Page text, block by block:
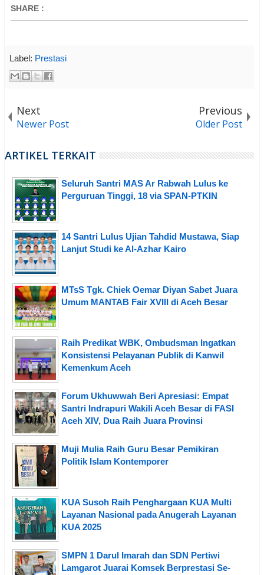
SHARE :
Label: Prestasi
Next
Newer Post
Previous
Older Post
ARTIKEL TERKAIT
Seluruh Santri MAS Ar Rabwah Lulus ke
Perguruan Tinggi, 18 via SPAN-PTKIN
14 Santri Lulus Ujian Tahdid Mustawa, Siap
Lanjut Studi ke Al-Azhar Kairo
MTsS Tgk. Chiek Oemar Diyan Sabet Juara
Umum MANTAB Fair XVIII di Aceh Besar
Raih Predikat WBK, Ombudsman Ingatkan
Konsistensi Pelayanan Publik di Kanwil
Kemenkum Aceh
Forum Ukhuwwah Beri Apresiasi: Empat
Santri Indrapuri Wakili Aceh Besar di FASI
Aceh XIV, Dua Raih Juara Provinsi
Muji Mulia Raih Guru Besar Pemikiran
Politik Islam Kontemporer
KUA Susoh Raih Penghargaan KUA Multi
Layanan Nasional pada Anugerah Layanan
KUA 2025
SMPN 1 Darul Imarah dan SDN Pertiwi
Lamgarot Juarai Komsek Berprestasi Se-